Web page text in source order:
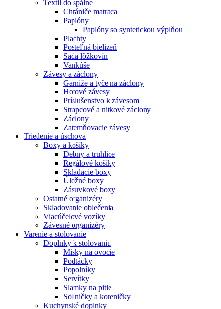
Textil do spálne
Chrániče matraca
Paplóny
Paplóny so syntetickou výplňou
Plachty
Posteľná bielizeň
Sada lôžkovín
Vankúše
Závesy a záclony
Garniže a tyče na záclony
Hotové závesy
Príslušenstvo k závesom
Strapcové a nitkové záclony
Záclony
Zatemňovacie závesy
Triedenie a úschova
Boxy a košíky
Debny a truhlice
Regálové košíky
Skladacie boxy
Úložné boxy
Zásuvkové boxy
Ostatné organizéry
Skladovanie oblečenia
Viacúčelové vozíky
Závesné organizéry
Varenie a stolovanie
Doplnky k stolovaniu
Misky na ovocie
Podtácky
Popolníky
Servítky
Slamky na pitie
Soľničky a koreničky
Kuchynské doplnky